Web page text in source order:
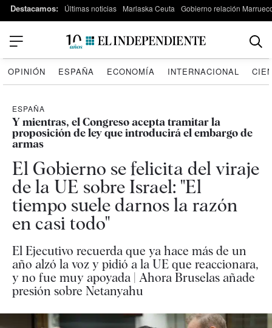
Destacamos: Últimas noticias Marlaska Ceuta Gobierno relación
OPINIÓN ESPAÑA ECONOMÍA INTERNACIONAL
ESPAÑA
Y mientras, el Congreso acepta tramitar la
proposición de ley que introducirá el embargo de
armas
El Gobierno se felicita del viraje
de la UE sobre Israel: "El
tiempo suele darnos la razón
en casi todo"
El Ejecutivo recuerda que ya hace más de un
año alzó la voz y pidió a la UE que reaccionara,
y no fue muy apoyada | Ahora Bruselas añade
presión sobre Netanyahu